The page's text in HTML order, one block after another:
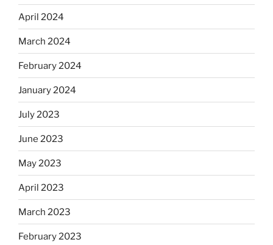
April 2024
March 2024
February 2024
January 2024
July 2023
June 2023
May 2023
April 2023
March 2023
February 2023